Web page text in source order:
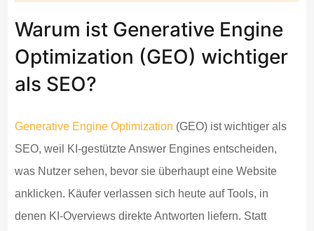
Warum ist Generative Engine
Optimization (GEO) wichtiger
als SEO?
Generative Engine Optimization (GEO) ist wichtiger als
SEO, weil KI-gestützte Answer Engines entscheiden,
was Nutzer sehen, bevor sie überhaupt eine Website
anklicken. Käufer verlassen sich heute auf Tools, in
denen KI-Overviews direkte Antworten liefern. Statt